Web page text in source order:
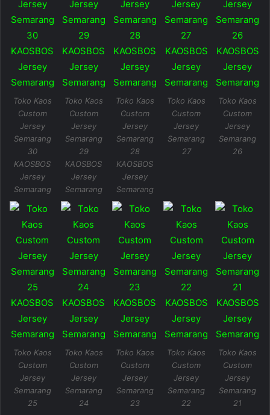
Toko Kaos
Custom
Jersey
Semarang
30
KAOSBOS
Jersey
Semarang
Toko Kaos
Custom
Jersey
Semarang
29
KAOSBOS
Jersey
Semarang
Toko Kaos
Custom
Jersey
Semarang
28
KAOSBOS
Jersey
Semarang
Toko Kaos
Custom
Jersey
Semarang
27
Toko Kaos
Custom
Jersey
Semarang
26
Toko Kaos
Custom
Jersey
Semarang
25
Toko Kaos
Custom
Jersey
Semarang
24
Toko Kaos
Custom
Jersey
Semarang
23
Toko Kaos
Custom
Jersey
Semarang
22
Toko Kaos
Custom
Jersey
Semarang
21